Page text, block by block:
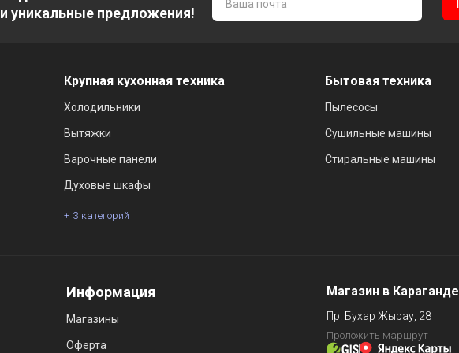
и уникальные предложения!
Крупная кухонная техника
Холодильники
Вытяжки
Варочные панели
Духовые шкафы
3 категорий
Бытовая техника
Пылесосы
Сушильные машины
Стиральные машины
Информация
Магазины
Оферта
Магазин в Караганде
Пр. Бухар Жырау, 28
Проложить маршрут